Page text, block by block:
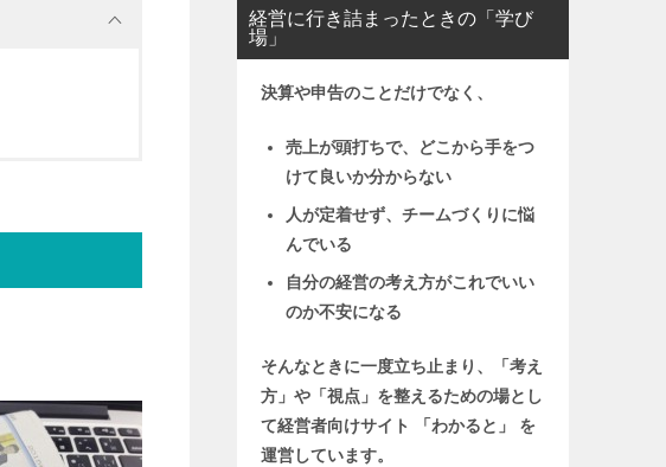
経営に行き詰まったときの「学び
場」
決算や申告のことだけでなく、
売上が頭打ちで、どこから手をつ
けて良いか分からない
人が定着せず、チームづくりに悩
んでいる
自分の経営の考え方がこれでいい
のか不安になる
そんなときに一度立ち止まり、「考え
方」や「視点」を整えるための場とし
て経営者向けサイト 「わかると」 を
運営しています。